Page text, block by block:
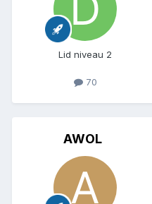
Lid niveau 2
70
AWOL